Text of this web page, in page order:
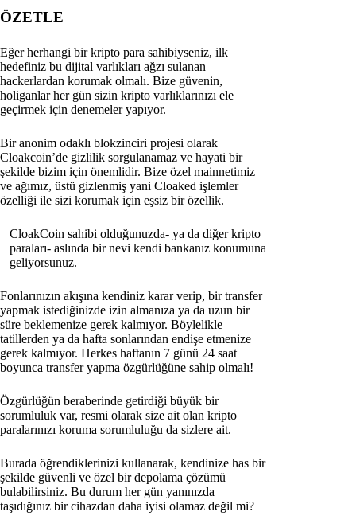
ÖZETLE
Eğer herhangi bir kripto para sahibiyseniz, ilk
hedefiniz bu dijital varlıkları ağzı sulanan
hackerlardan korumak olmalı. Bize güvenin,
holiganlar her gün sizin kripto varlıklarınızı ele
geçirmek için denemeler yapıyor.
Bir anonim odaklı blokzinciri projesi olarak
Cloakcoin’de gizlilik sorgulanamaz ve hayati bir
şekilde bizim için önemlidir. Bize özel mainnetimiz
ve ağımız, üstü gizlenmiş yani Cloaked işlemler
özelliği ile sizi korumak için eşsiz bir özellik.
CloakCoin sahibi olduğunuzda- ya da diğer kripto
paraları- aslında bir nevi kendi bankanız konumuna
geliyorsunuz.
Fonlarınızın akışına kendiniz karar verip, bir transfer
yapmak istediğinizde izin almanıza ya da uzun bir
süre beklemenize gerek kalmıyor. Böylelikle
tatillerden ya da hafta sonlarından endişe etmenize
gerek kalmıyor. Herkes haftanın 7 günü 24 saat
boyunca transfer yapma özgürlüğüne sahip olmalı!
Özgürlüğün beraberinde getirdiği büyük bir
sorumluluk var, resmi olarak size ait olan kripto
paralarınızı koruma sorumluluğu da sizlere ait.
Burada öğrendiklerinizi kullanarak, kendinize has bir
şekilde güvenli ve özel bir depolama çözümü
bulabilirsiniz. Bu durum her gün yanınızda
taşıdığınız bir cihazdan daha iyisi olamaz değil mi?